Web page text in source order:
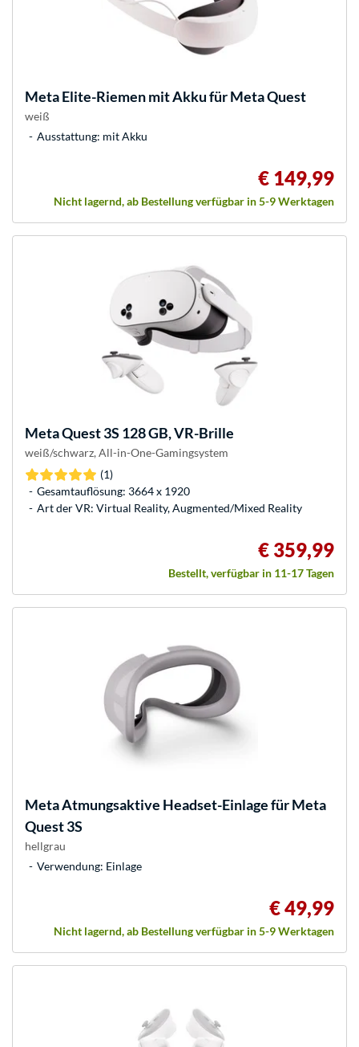
MetaElite-Riemen mit Akku für Meta Quest
weiß
Ausstattung: mit Akku
€ 149,99
Nicht lagernd, ab Bestellung verfügbar in 5-9 Werktagen
MetaQuest 3S 128 GB, VR-Brille
weiß/schwarz, All-in-One-Gamingsystem
(1)
Gesamtauflösung: 3664 x 1920
Art der VR: Virtual Reality, Augmented/Mixed Reality
€ 359,99
Bestellt, verfügbar in 11-17 Tagen
MetaAtmungsaktive Headset-Einlage für Meta
Quest 3S
hellgrau
Verwendung: Einlage
€ 49,99
Nicht lagernd, ab Bestellung verfügbar in 5-9 Werktagen